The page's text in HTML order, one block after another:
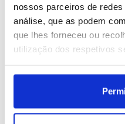
nossos parceiros de
análise, que as podem
que lhes forneceu ou
utilização dos respetivos
zonas turísticas
ID: 47537559